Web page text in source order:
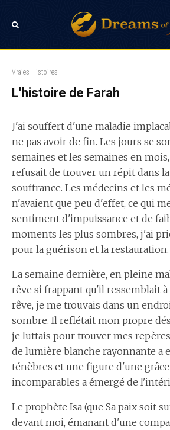
Vraies Histoires
L'histoire de Farah
J'ai souffert d'une maladie
ne pas avoir de fin. Les jours se
semaines et les semaines en
refusait de trouver un répit dans
souffrance. Les médecins et les
n'avaient que peu d'effet, ce qui
sentiment d'impuissance et de
moments les plus sombres, j'ai
pour la guérison et la restauration.
La semaine dernière, en pleine
rêve si frappant qu'il ressemblait à
rêve, je me trouvais dans un
sombre. Il reflétait mon propre
je luttais pour trouver mes
de lumière blanche rayonnante a
ténèbres et une figure d'une
incomparables a émergé de
Le prophète Isa (que Sa paix soit
devant moi, émanant d'une